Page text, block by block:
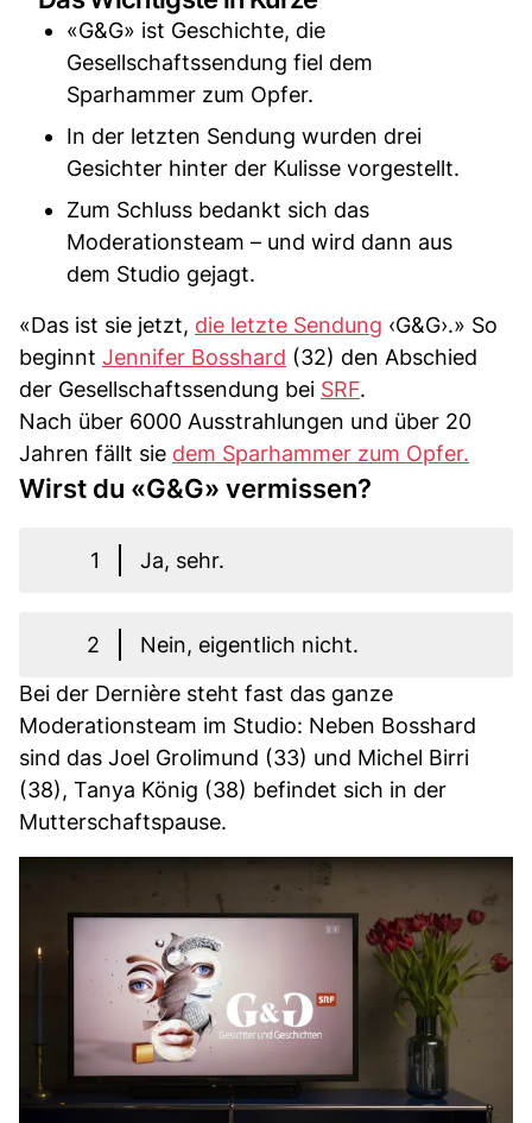
«G&G» ist Geschichte, die
Gesellschaftssendung fiel dem
Sparhammer zum Opfer.
In der letzten Sendung wurden drei
Gesichter hinter der Kulisse vorgestellt.
Zum Schluss bedankt sich das
Moderationsteam – und wird dann aus
dem Studio gejagt.
«Das ist sie jetzt, die letzte Sendung ‹G&G›.» So
beginnt Jennifer Bosshard (32) den Abschied
der Gesellschaftssendung bei SRF.
Nach über 6000 Ausstrahlungen und über 20
Jahren fällt sie dem Sparhammer zum Opfer.
Wirst du «G&G» vermissen?
1 Ja, sehr.
2
Nein, eigentlich nicht.
Bei der Dernière steht fast das ganze
Moderationsteam im Studio: Neben Bosshard
sind das Joel Grolimund (33) und Michel Birri
(38), Tanya König (38) befindet sich in der
Mutterschaftspause.